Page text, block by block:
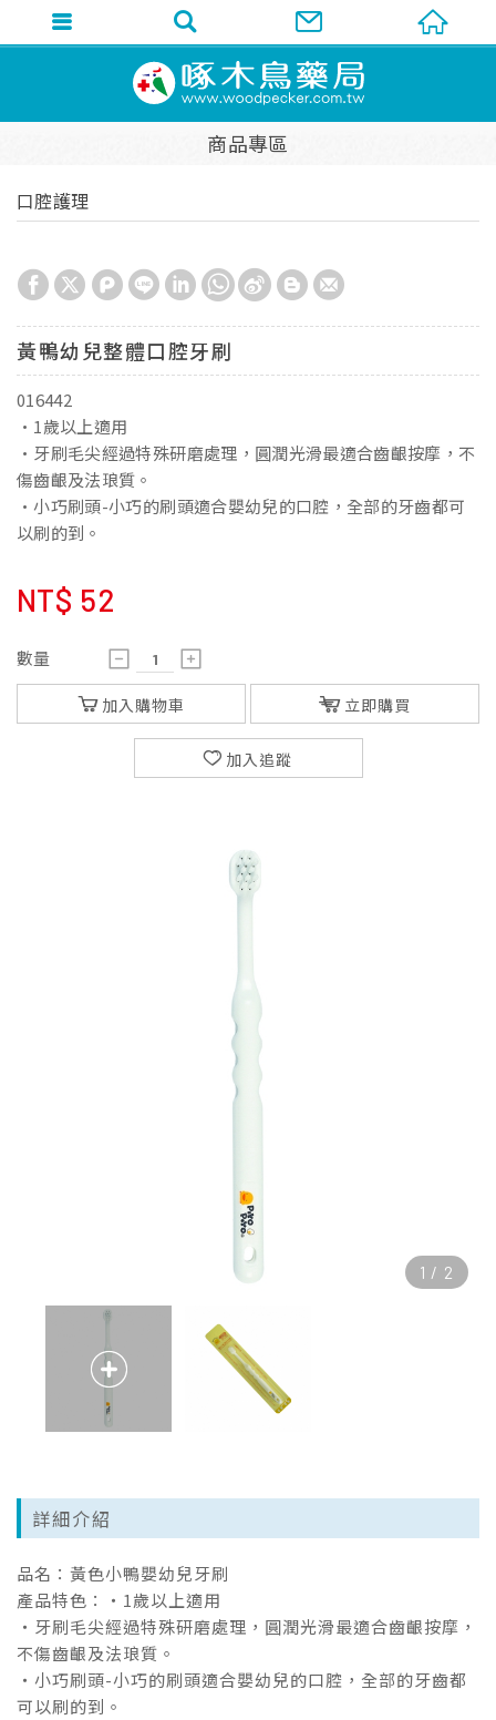
商品專區
口腔護理
黃鴨幼兒整體口腔牙刷
016442
•1歲以上適用
•牙刷毛尖經過特殊研磨處理，圓潤光滑最適合齒齦按摩，不
傷齒齦及法琅質。
•小巧刷頭-小巧的刷頭適合嬰幼兒的口腔，全部的牙齒都可
以刷的到。
NT$ 52
數量
加入購物車 立即購買
加入追蹤
1 / 2
詳細介紹
品名：黃色小鴨嬰幼兒牙刷
產品特色：‧1歲以上適用
‧牙刷毛尖經過特殊研磨處理，圓潤光滑最適合齒齦按摩，
不傷齒齦及法琅質。
‧小巧刷頭-小巧的刷頭適合嬰幼兒的口腔，全部的牙齒都
可以刷的到。